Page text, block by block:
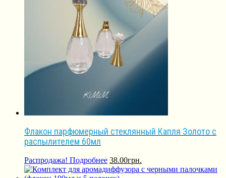
Флакон парфюмерный стеклянный Капля Золото с
распылителем 60мл
Распродажа! Подробнее 38.00грн.